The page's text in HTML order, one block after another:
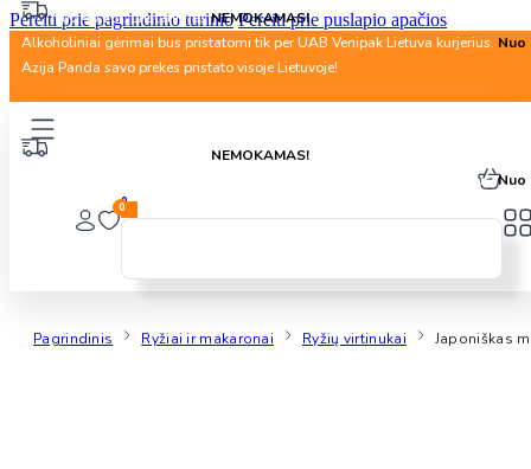
Pereiti prie pagrindinio turinio Pereiti prie puslapio apačios
Nuo 40 Eur. pristatymasNEMOKAMAS!
Alkoholiniai gėrimai bus pristatomi tik per UAB Venipak Lietuva kurjerius. Nuo
Azija Panda savo prekes pristato visoje Lietuvoje!
NEMOKAMAS!
Alkoholiniai gėrimai bus pristatomi tik per UAB Venipak Lietuva kurjerius.Nuo
00
Pagrindinis Ryžiai ir makaronai Ryžių virtinukai Japoniškas